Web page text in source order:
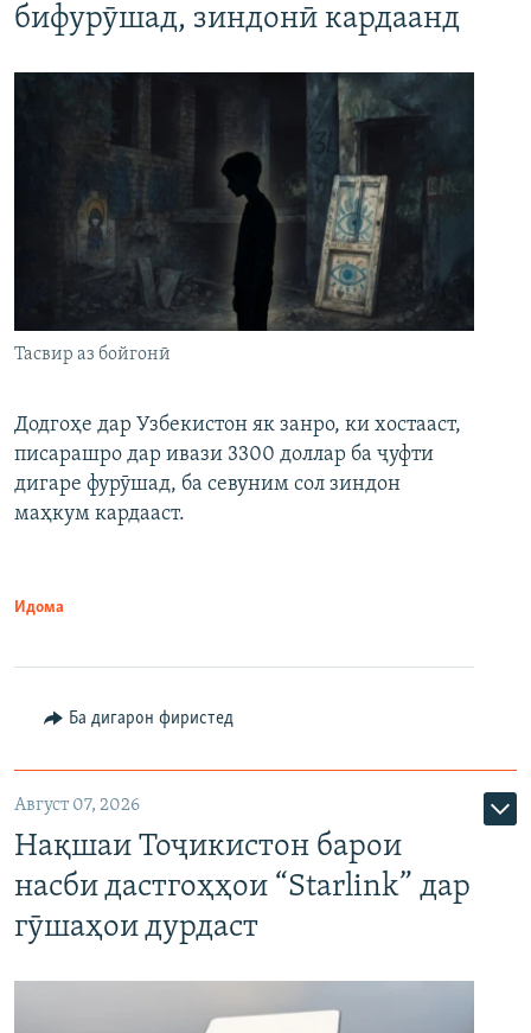
бифурӯшад, зиндонӣ кардаанд
Тасвир аз бойгонӣ
Додгоҳе дар Узбекистон як занро, ки хостааст,
писарашро дар ивази 3300 доллар ба ҷуфти
дигаре фурӯшад, ба севуним сол зиндон
маҳкум кардааст.
Идома
Ба дигарон фиристед
Август 07, 2026
Нақшаи Тоҷикистон барои
насби дастгоҳҳои “Starlink” дар
гӯшаҳои дурдаст